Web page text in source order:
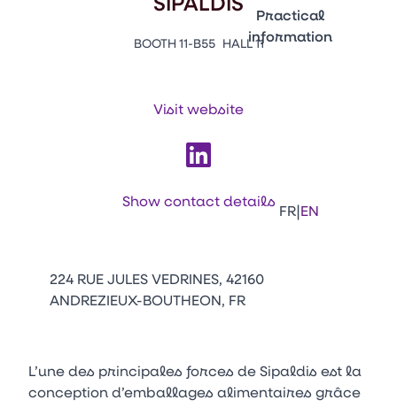
EmballagesPractical
information
FR|EN
BOOTH 11-B55 HALL 11
Visit website
Show contact details
224 RUE JULES VEDRINES, 42160
ANDREZIEUX-BOUTHEON, FR
L’une des principales forces de Sipaldis est la
conception d’emballages alimentaires grâce